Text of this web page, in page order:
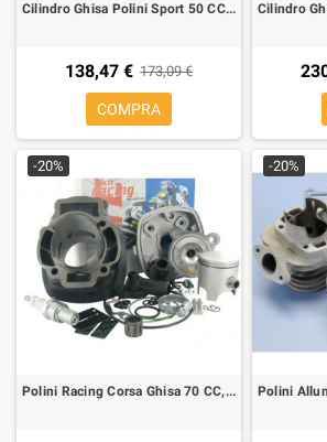
Cilindro Ghisa Polini Sport 50 CC Bifascia per Mot. Minarelli Vert, sp.Ø 10
138,47 € 173,09 €
COMPRA
-20%
Polini Racing Corsa Ghisa 70 CC, Piaggio/Gilera H2O
-20%